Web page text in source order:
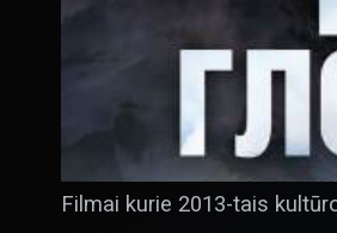
Filmai kurie 2013-tais